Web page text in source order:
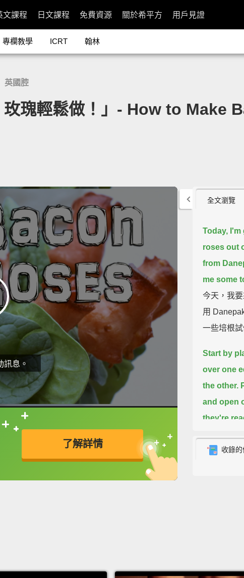
文課程 日文課程 免費資源 關於希平方 用戶見證
專欄教學 ICRT 翰林
英國腔
玫瑰輕鬆做！」- How to Make
訊息。
了解詳情
接查字典喔！
英
全文瀏覽
Today,
roses out
from
me some
今天，我
用
一些培根試
Start by
over one
the other.
and open
they're
起來。拿
Make
收錄的